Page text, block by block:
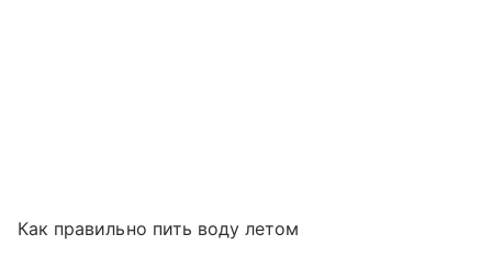
Как правильно пить воду летом